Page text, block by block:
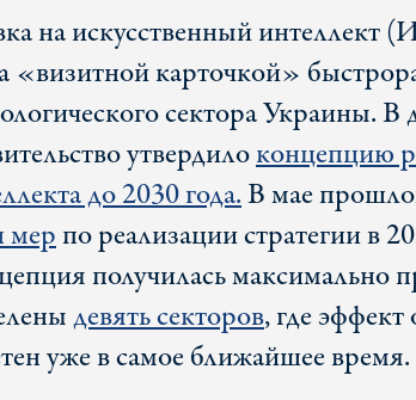
на искусственный интеллект
«визитной карточкой»
сектора Украины. В
утвердилоконцепцию
до 2030 года.В мае
мерпо реализации стратегии в
получилась максимально
девять секторов, где
уже в самое ближайшее время.